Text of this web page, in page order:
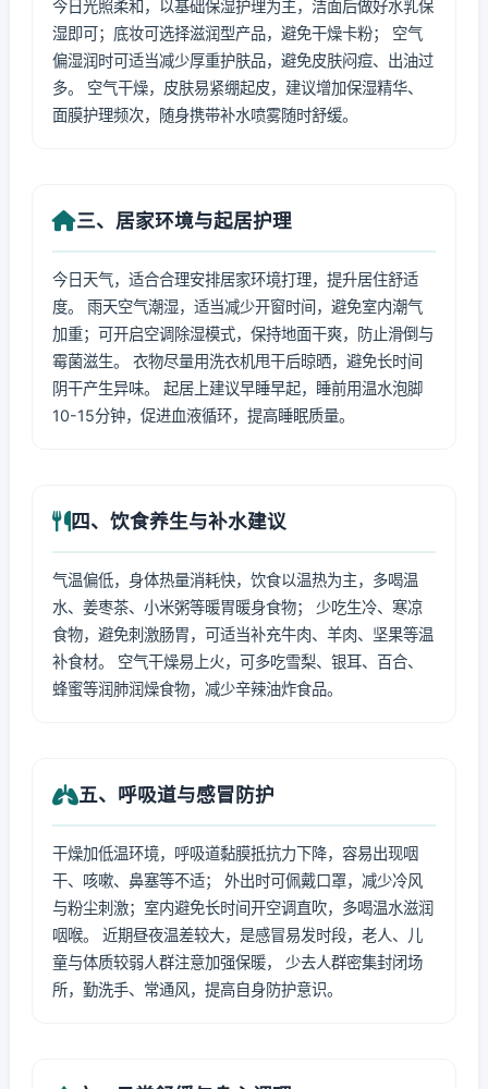
今日光照柔和，以基础保湿护理为主，洁面后做好水乳保
湿即可；底妆可选择滋润型产品，避免干燥卡粉； 空气
偏湿润时可适当减少厚重护肤品，避免皮肤闷痘、出油过
多。 空气干燥，皮肤易紧绷起皮，建议增加保湿精华、
面膜护理频次，随身携带补水喷雾随时舒缓。
三、居家环境与起居护理
今日天气，适合合理安排居家环境打理，提升居住舒适
度。 雨天空气潮湿，适当减少开窗时间，避免室内潮气
加重；可开启空调除湿模式，保持地面干爽，防止滑倒与
霉菌滋生。 衣物尽量用洗衣机甩干后晾晒，避免长时间
阴干产生异味。 起居上建议早睡早起，睡前用温水泡脚
10-15分钟，促进血液循环，提高睡眠质量。
四、饮食养生与补水建议
气温偏低，身体热量消耗快，饮食以温热为主，多喝温
水、姜枣茶、小米粥等暖胃暖身食物； 少吃生冷、寒凉
食物，避免刺激肠胃，可适当补充牛肉、羊肉、坚果等温
补食材。 空气干燥易上火，可多吃雪梨、银耳、百合、
蜂蜜等润肺润燥食物，减少辛辣油炸食品。
五、呼吸道与感冒防护
干燥加低温环境，呼吸道黏膜抵抗力下降，容易出现咽
干、咳嗽、鼻塞等不适； 外出时可佩戴口罩，减少冷风
与粉尘刺激；室内避免长时间开空调直吹，多喝温水滋润
咽喉。 近期昼夜温差较大，是感冒易发时段，老人、儿
童与体质较弱人群注意加强保暖， 少去人群密集封闭场
所，勤洗手、常通风，提高自身防护意识。